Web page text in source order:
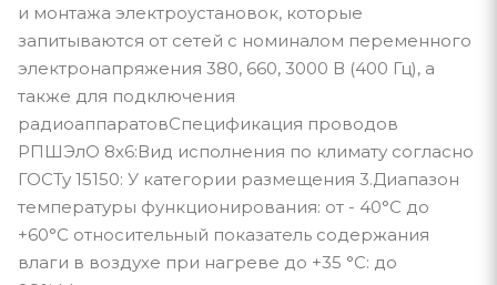
и монтажа электроустановок, которые
запитываются от сетей с номиналом переменного
электронапряжения 380, 660, 3000 В (400 Гц), а
также для подключения
радиоаппаратовСпецификация проводов
РПШЭлО 8х6:Вид исполнения по климату согласно
ГОСТу 15150: У категории размещения 3.Диапазон
температуры функционирования: от - 40°С до
+60°С относительный показатель содержания
влаги в воздухе при нагреве до +35 °С: до